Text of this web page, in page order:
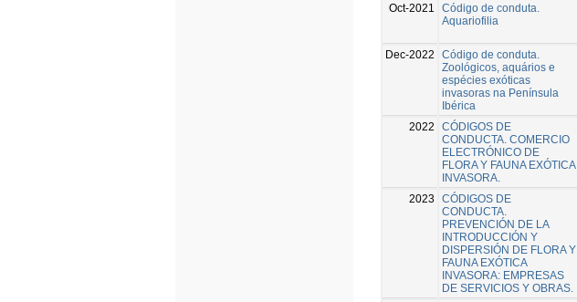
Oct-2021
Código de conduta.
Aquariofilia
Dec-2022
Código de conduta.
Zoológicos, aquários e
espécies exóticas
invasoras na Península
Ibérica
2022
CÓDIGOS DE
CONDUCTA. COMERCIO
ELECTRÓNICO DE
FLORA Y FAUNA EXÓTICA
INVASORA.
2023
CÓDIGOS DE
CONDUCTA.
PREVENCIÓN DE LA
INTRODUCCIÓN Y
DISPERSIÓN DE FLORA Y
FAUNA EXÓTICA
INVASORA: EMPRESAS
DE SERVICIOS Y OBRAS.